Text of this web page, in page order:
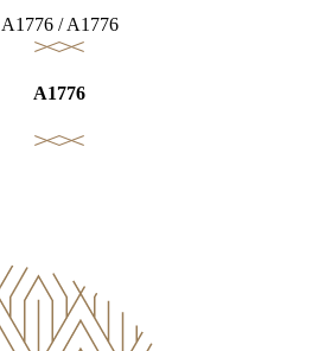
A1776 / A1776
A1776